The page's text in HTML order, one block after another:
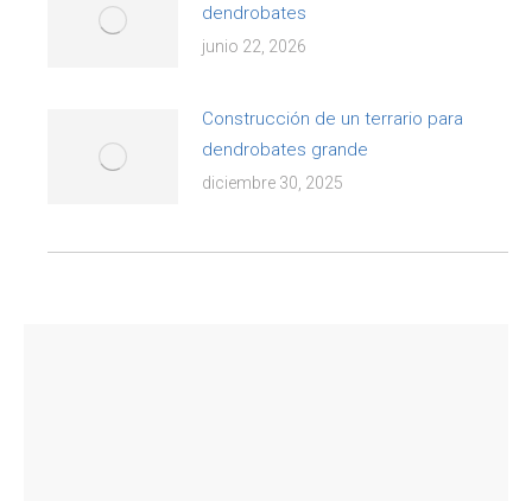
dendrobates
junio 22, 2026
Construcción de un terrario para
dendrobates grande
diciembre 30, 2025